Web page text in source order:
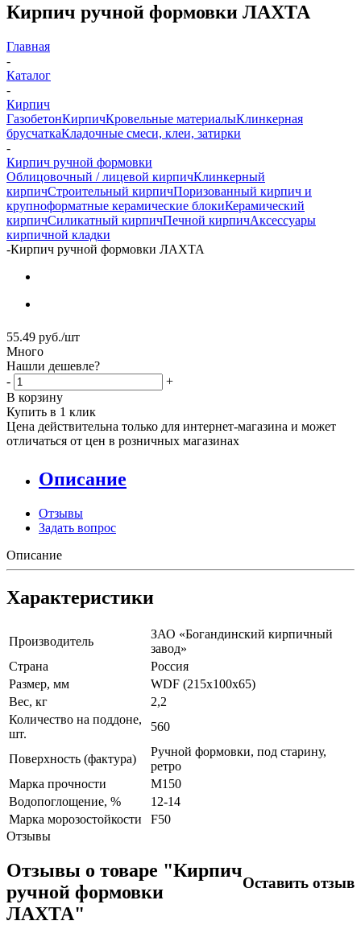
Кирпич ручной формовки ЛАХТА
Главная
-
Каталог
-
Кирпич
ГазобетонКирпичКровельные материалыКлинкерная
брусчаткаКладочные смеси, клеи, затирки
-
Кирпич ручной формовки
Облицовочный / лицевой кирпичКлинкерный
кирпичСтроительный кирпичПоризованный кирпич и
крупноформатные керамические блокиКерамический
кирпичСиликатный кирпичПечной кирпичАксессуары
кирпичной кладки
-Кирпич ручной формовки ЛАХТА
55.49 руб./шт
Много
Нашли дешевле?
-
+
В корзину
Купить в 1 клик
Цена действительна только для интернет-магазина и может
отличаться от цен в розничных магазинах
Описание
Отзывы
Задать вопрос
Описание
Характеристики
Производитель
ЗАО «Богандинский кирпичный
завод»
Страна
Россия
Размер, мм
WDF (215х100х65)
Вес, кг
2,2
Количество на поддоне,
шт.
560
Поверхность (фактура)
Ручной формовки, под старину,
ретро
Марка прочности
М150
Водопоглощение, %
12-14
Марка морозостойкости
F50
Отзывы
Оставить отзыв
Отзывы о товаре "Кирпич
ручной формовки
ЛАХТА"